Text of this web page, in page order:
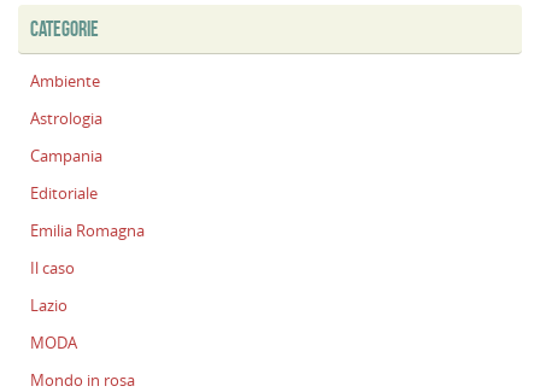
CATEGORIE
Ambiente
Astrologia
Campania
Editoriale
Emilia Romagna
Il caso
Lazio
MODA
Mondo in rosa